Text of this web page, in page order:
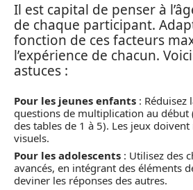
Il est capital de penser à
de chaque participant.
fonction de ces facteurs
l’expérience de chacun.
astuces :
Pour les jeunes enfants : Réduisez
questions de multiplication au début
des tables de 1 à 5). Les jeux
visuels.
Pour les adolescents : Utilisez des
avancés, en intégrant des éléments
deviner les réponses des autres.